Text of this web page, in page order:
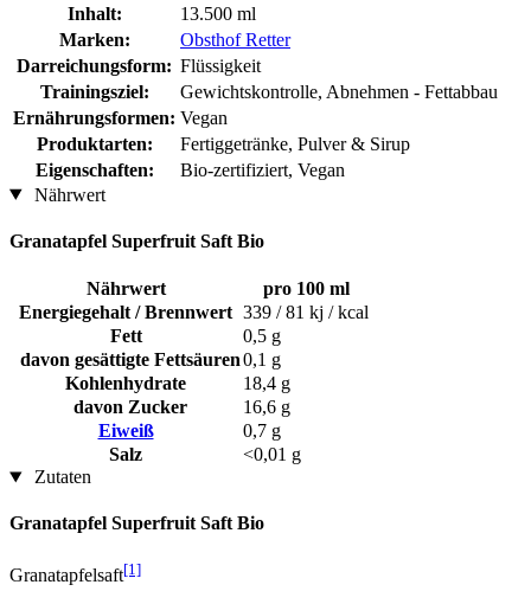
Inhalt:
13.500 ml
Marken:
Obsthof Retter
Darreichungsform: Flüssigkeit
Trainingsziel:
Gewichtskontrolle, Abnehmen - Fettabbau
Ernährungsformen: Vegan
Produktarten:
Fertiggetränke, Pulver & Sirup
Eigenschaften:
Bio-zertifiziert, Vegan
Nährwert
Granatapfel Superfruit Saft Bio
Nährwert
pro 100 ml
Energiegehalt / Brennwert 339 / 81 kj / kcal
Fett
0,5 g
davon gesättigte Fettsäuren0,1 g
Kohlenhydrate
18,4 g
davon Zucker
16,6 g
Eiweiß
0,7 g
Salz
<0,01 g
Zutaten
Granatapfel Superfruit Saft Bio
Granatapfelsaft[1]